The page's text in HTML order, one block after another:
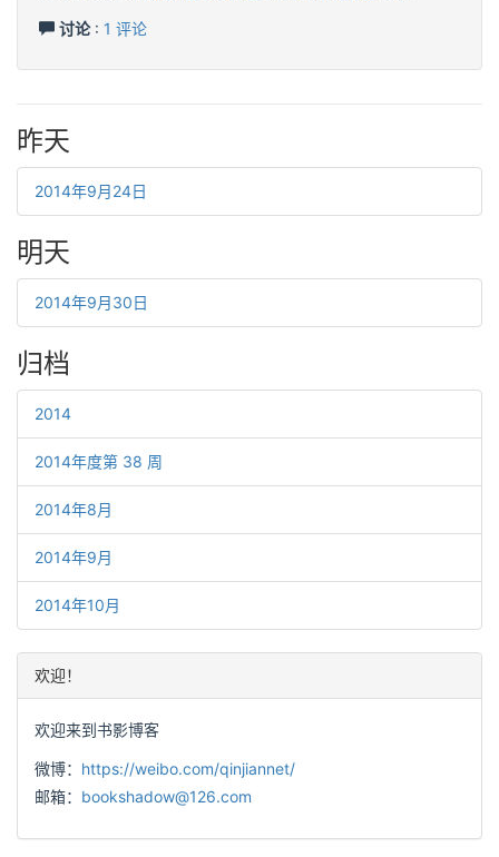
讨论: 1 评论
昨天
2014年9月24日
明天
2014年9月30日
归档
2014
2014年度第 38 周
2014年8月
2014年9月
2014年10月
欢迎！
欢迎来到书影博客
微博： https://weibo.com/qinjiannet/
邮箱： bookshadow@126.com